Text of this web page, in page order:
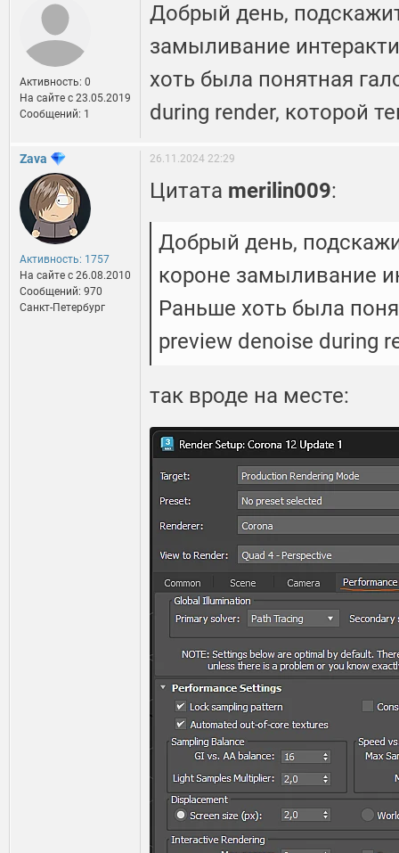
Активность: 0
На сайте c 23.05.2019
Сообщений: 1
Добрый день,
замыливание
хоть была понятная
during render, которой
Zava
Активность: 1757
На сайте c 26.08.2010
Сообщений: 970
Санкт-Петербург
26.11.2024 22:29
Цитата merilin009:
Добрый день,
короне замыливание
Раньше хоть была
preview denoise during
так вроде на месте: